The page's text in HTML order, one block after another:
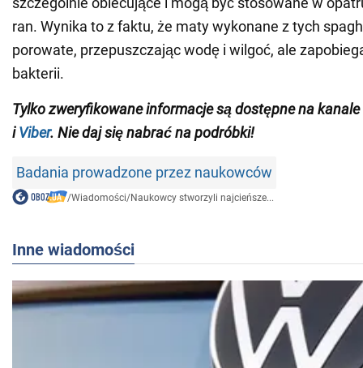
ran. Wynika to z faktu, że maty wykonane z tych
porowate, przepuszczając wodę i wilgoć, ale
bakterii.
Tylkozweryfikowane informacje są dostępne nakanale
iViber. Nie daj się nabrać na podróbki!
Badania prowadzone przez naukowców
/Wiadomości/Naukowcy stworzyli najcieńsze...
Inne wiadomości